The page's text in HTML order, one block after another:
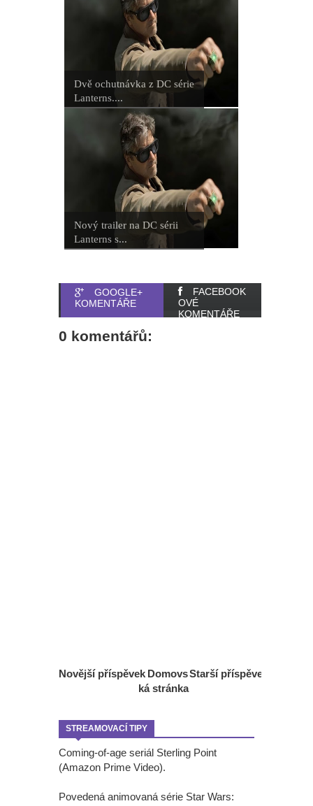
Dvě ochutnávka z DC série
Lanterns....
Nový trailer na DC sérii
Lanterns s...
GOOGLE+
KOMENTÁŘE
FACEBOOK
OVÉ
KOMENTÁŘE
0 komentářů:
Novější příspěvek Starší příspěvek
Domovs
ká stránka
STREAMOVACÍ TIPY
Coming-of-age seriál Sterling Point
(Amazon Prime Video).
Povedená animovaná série Star Wars: